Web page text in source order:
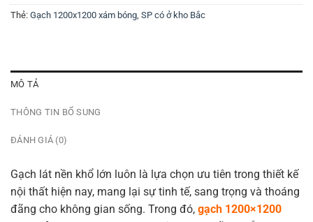
Thẻ: Gạch 1200x1200 xám bóng, SP có ở kho Bắc
MÔ TẢ
THÔNG TIN BỔ SUNG
ĐÁNH GIÁ (0)
Gạch lát nền khổ lớn luôn là lựa chọn ưu tiên trong thiết kế
nội thất hiện nay, mang lại sự tinh tế, sang trọng và thoáng
đãng cho không gian sống. Trong đó, gạch 1200×1200